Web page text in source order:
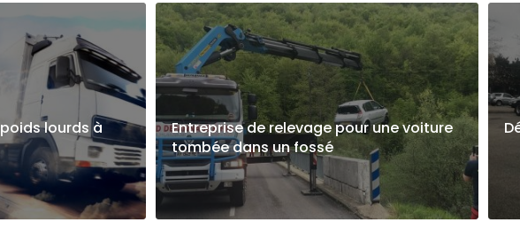
lourds à
Entreprise de relevage pour une voiture
tombée dans un fossé